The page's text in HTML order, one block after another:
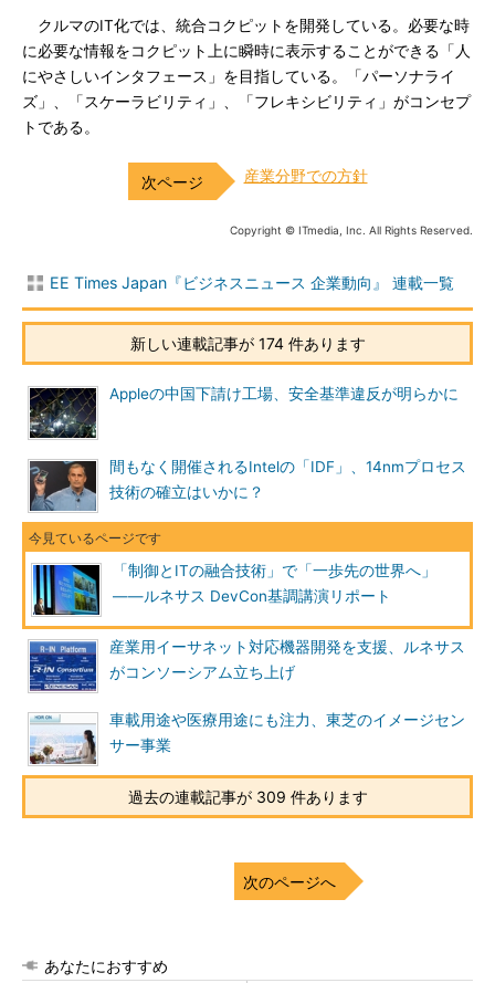
クルマのIT化では、統合コクピットを開発している。必要な時
に必要な情報をコクピット上に瞬時に表示することができる「人
にやさしいインタフェース」を目指している。「パーソナライ
ズ」、「スケーラビリティ」、「フレキシビリティ」がコンセプ
トである。
産業分野での方針
Copyright © ITmedia, Inc. All Rights Reserved.
EE Times Japan『ビジネスニュース 企業動向』 連載一覧
新しい連載記事が 174 件あります
Appleの中国下請け工場、安全基準違反が明らかに
間もなく開催されるIntelの「IDF」、14nmプロセス
技術の確立はいかに？
「制御とITの融合技術」で「一歩先の世界へ」
――ルネサス DevCon基調講演リポート
産業用イーサネット対応機器開発を支援、ルネサス
がコンソーシアム立ち上げ
車載用途や医療用途にも注力、東芝のイメージセン
サー事業
過去の連載記事が 309 件あります
次のページへ
あなたにおすすめ